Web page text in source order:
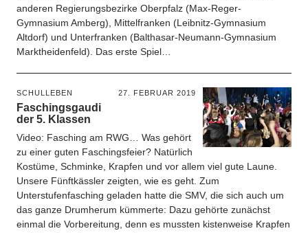
anderen Regierungsbezirke Oberpfalz (Max-Reger-
Gymnasium Amberg), Mittelfranken (Leibnitz-Gymnasium
Altdorf) und Unterfranken (Balthasar-Neumann-Gymnasium
Marktheidenfeld). Das erste Spiel…
SCHULLEBEN 27. FEBRUAR 2019
Faschingsgaudi
der 5. Klassen
Video: Fasching am RWG… Was gehört
zu einer guten Faschingsfeier? Natürlich
Kostüme, Schminke, Krapfen und vor allem viel gute Laune.
Unsere Fünftkässler zeigten, wie es geht. Zum
Unterstufenfasching geladen hatte die SMV, die sich auch um
das ganze Drumherum kümmerte: Dazu gehörte zunächst
einmal die Vorbereitung, denn es mussten kistenweise Krapfen